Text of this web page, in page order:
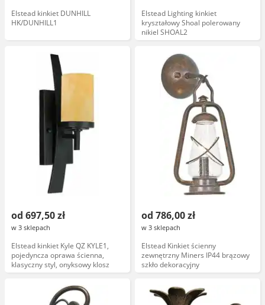
Elstead kinkiet DUNHILL
HK/DUNHILL1
Elstead Lighting kinkiet
kryształowy Shoal polerowany
nikiel SHOAL2
od 697,50 zł
w 3 sklepach
Elstead kinkiet Kyle QZ KYLE1,
pojedyncza oprawa ścienna,
klasyczny styl, onyksowy klosz
od 786,00 zł
w 3 sklepach
Elstead Kinkiet ścienny
zewnętrzny Miners IP44 brązowy
szkło dekoracyjny